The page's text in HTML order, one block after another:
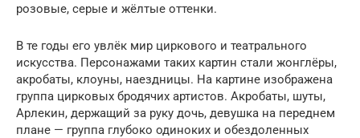
розовые, серые и жёлтые оттенки.
В те годы его увлёк мир циркового и театрального
искусства. Персонажами таких картин стали жонглёры,
акробаты, клоуны, наездницы. На картине изображена
группа цирковых бродячих артистов. Акробаты, шуты,
Арлекин, держащий за руку дочь, девушка на переднем
плане — группа глубоко одиноких и обездоленных